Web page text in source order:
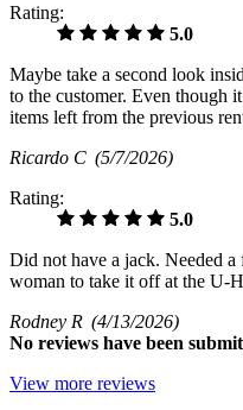
Rating:
5.0
Maybe take a second look
to the customer. Even though
items left from the previous
Ricardo C (5/7/2026)
Rating:
5.0
Did not have a jack. Needed
woman to take it off at the U-
Rodney R (4/13/2026)
No reviews have been
View more reviews